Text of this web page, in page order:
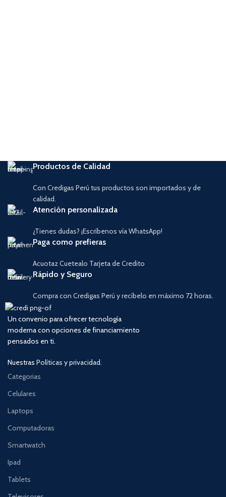
Productos de Calidad
Con Credigas Perú tus productos son importados y de
calidad.
Atención personalizada
¿Tienes dudas? ¡Escríbenos vía WhatsApp!
Paga como prefieras
Acuotaz Cuetealo Tarjeta de Credito
Rápido y Seguro
Compra con Credigas Perú y recíbelo en máximo 72 horas.
Un convenio para ofrecer tecnología
moderna con opciones de financiamiento
pensados en ti.
Nuestras Políticas y privacidad.
Categorias
Celulares
Laptops
Computadoras
Smartwatch
Ipad
Tablets